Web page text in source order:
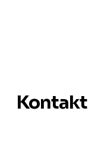
Kontakt